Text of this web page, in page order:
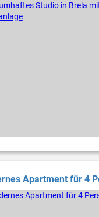
Apartment für 4